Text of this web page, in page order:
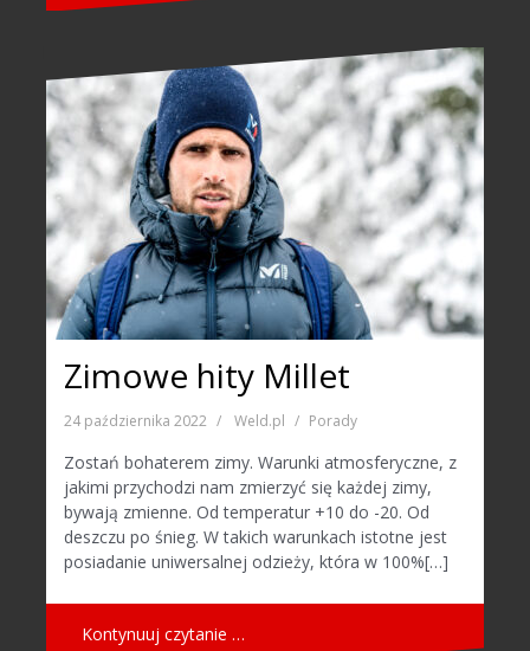
Zimowe hity Millet
24 października 2022 Weld.pl Porady
Zostań bohaterem zimy. Warunki atmosferyczne, z
jakimi przychodzi nam zmierzyć się każdej zimy,
bywają zmienne. Od temperatur +10 do -20. Od
deszczu po śnieg. W takich warunkach istotne jest
posiadanie uniwersalnej odzieży, która w 100%[…]
Kontynuuj czytanie …